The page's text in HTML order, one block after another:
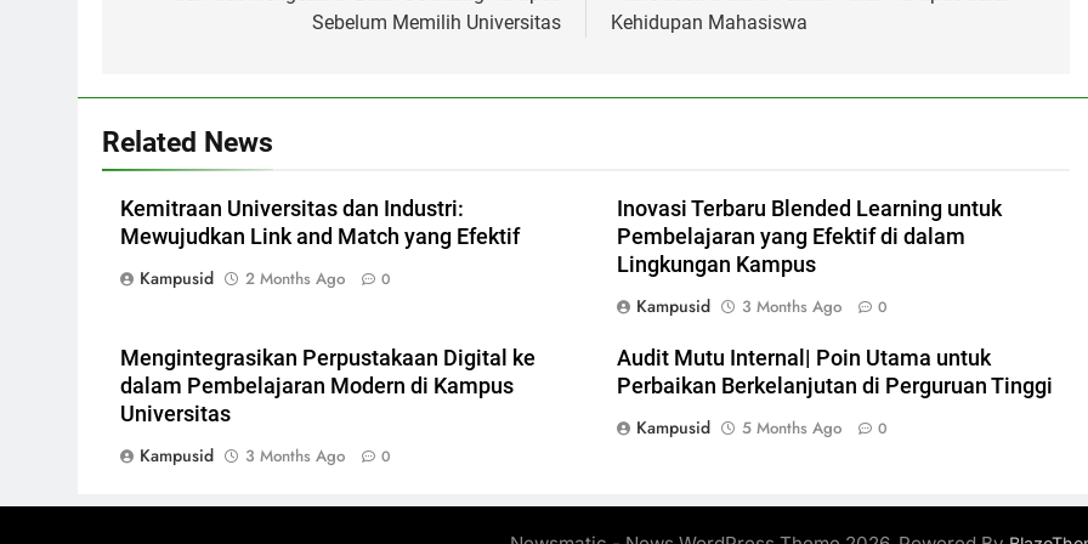
Sebelum Memilih Universitas
Kehidupan Mahasiswa
Related News
Kemitraan Universitas dan Industri:
Mewujudkan Link and Match yang Efektif
Kampusid
2 Months Ago 0
Inovasi Terbaru Blended Learning untuk
Pembelajaran yang Efektif di dalam
Lingkungan Kampus
Kampusid
3 Months Ago 0
Mengintegrasikan Perpustakaan Digital ke
dalam Pembelajaran Modern di Kampus
Universitas
Kampusid
3 Months Ago 0
Audit Mutu Internal| Poin Utama untuk
Perbaikan Berkelanjutan di Perguruan Tinggi
Kampusid
5 Months Ago 0